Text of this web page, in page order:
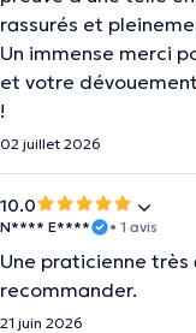
rassurés et
Un immense merci
et votre
!
02 juillet 2026
10.0
N**** E**** • 1 avis
Une praticienne
recommander.
21 juin 2026